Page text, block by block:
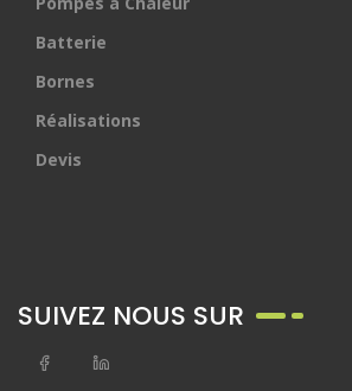
Batterie
Bornes
Réalisations
Devis
SUIVEZ NOUS SUR